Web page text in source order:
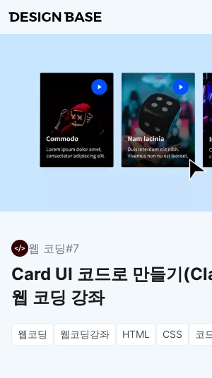
웹 코딩#7
Card UI 코드로 만들기
웹 코딩 강좌
웹코딩 웹코딩강좌 HTML CSS 코